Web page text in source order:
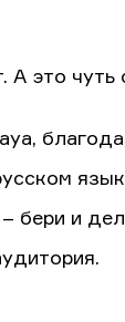
А это чуть
бери и